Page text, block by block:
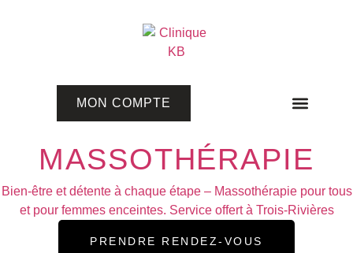
MON COMPTE
MASSOTHÉRAPIE
Bien-être et détente à chaque étape – Massothérapie pour tous
et pour femmes enceintes. Service offert à Trois-Rivières
PRENDRE RENDEZ-VOUS